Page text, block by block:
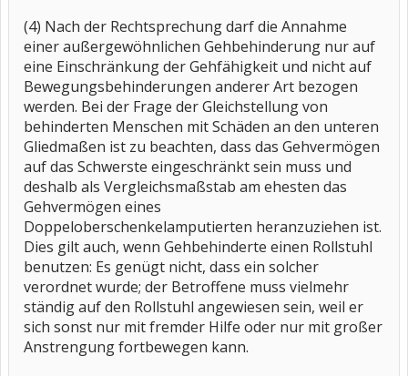
(4) Nach der Rechtsprechung darf die Annahme
einer außergewöhnlichen Gehbehinderung nur auf
eine Einschränkung der Gehfähigkeit und nicht auf
Bewegungsbehinderungen anderer Art bezogen
werden. Bei der Frage der Gleichstellung von
behinderten Menschen mit Schäden an den unteren
Gliedmaßen ist zu beachten, dass das Gehvermögen
auf das Schwerste eingeschränkt sein muss und
deshalb als Vergleichsmaßstab am ehesten das
Gehvermögen eines
Doppeloberschenkelamputierten heranzuziehen ist.
Dies gilt auch, wenn Gehbehinderte einen Rollstuhl
benutzen: Es genügt nicht, dass ein solcher
verordnet wurde; der Betroffene muss vielmehr
ständig auf den Rollstuhl angewiesen sein, weil er
sich sonst nur mit fremder Hilfe oder nur mit großer
Anstrengung fortbewegen kann.